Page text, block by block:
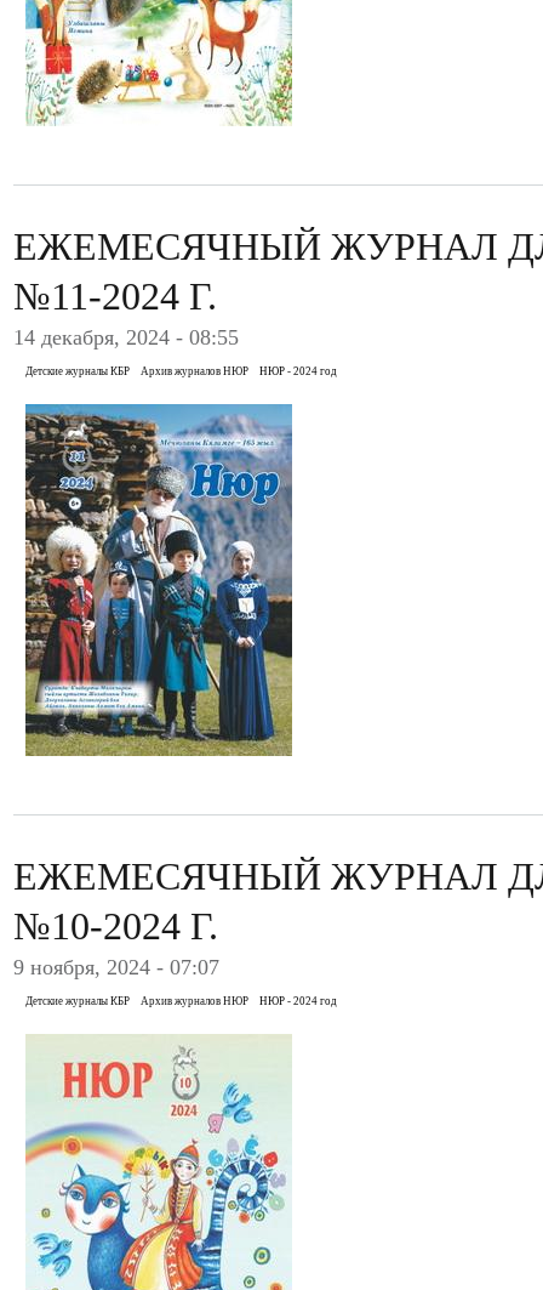
ЕЖЕМЕСЯЧНЫЙ ЖУРНАЛ
№11-2024 Г.
14 декабря, 2024 - 08:55
Детские журналы КБР Архив журналов НЮР НЮР - 2024 год
ЕЖЕМЕСЯЧНЫЙ ЖУРНАЛ
№10-2024 Г.
9 ноября, 2024 - 07:07
Детские журналы КБР Архив журналов НЮР НЮР - 2024 год